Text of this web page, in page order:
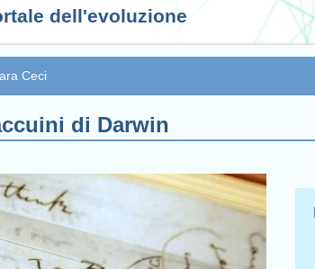
dell'evoluzione
Ceci
di Darwin